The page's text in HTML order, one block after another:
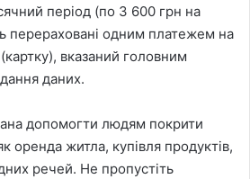
період (по 3 600 грн на
перераховані одним платежем на
вказаний головним
даних.
допомогти людям покрити
оренда житла, купівля продуктів,
речей. Не пропустіть